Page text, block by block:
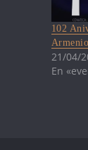
102
Armenio
21/04/
En